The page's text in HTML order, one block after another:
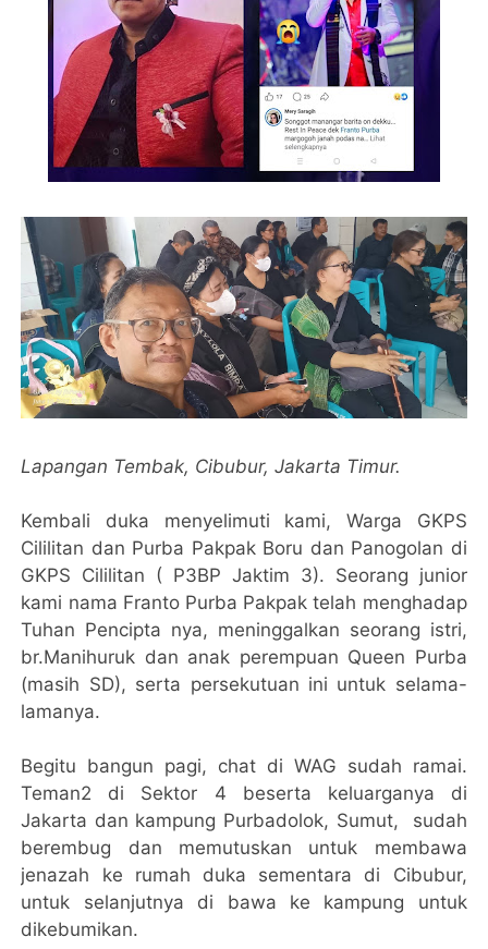
Lapangan Tembak, Cibubur, Jakarta Timur.
Kembali duka menyelimuti kami, Warga GKPS
Cililitan dan Purba Pakpak Boru dan Panogolan di
GKPS Cililitan ( P3BP Jaktim 3). Seorang junior
kami nama Franto Purba Pakpak telah menghadap
Tuhan Pencipta nya, meninggalkan seorang istri,
br.Manihuruk dan anak perempuan Queen Purba
(masih SD), serta persekutuan ini untuk selama-
lamanya.
Begitu bangun pagi, chat di WAG sudah ramai.
Teman2 di Sektor 4 beserta keluarganya di
Jakarta dan kampung Purbadolok, Sumut, sudah
berembug dan memutuskan untuk membawa
jenazah ke rumah duka sementara di Cibubur,
untuk selanjutnya di bawa ke kampung untuk
dikebumikan.